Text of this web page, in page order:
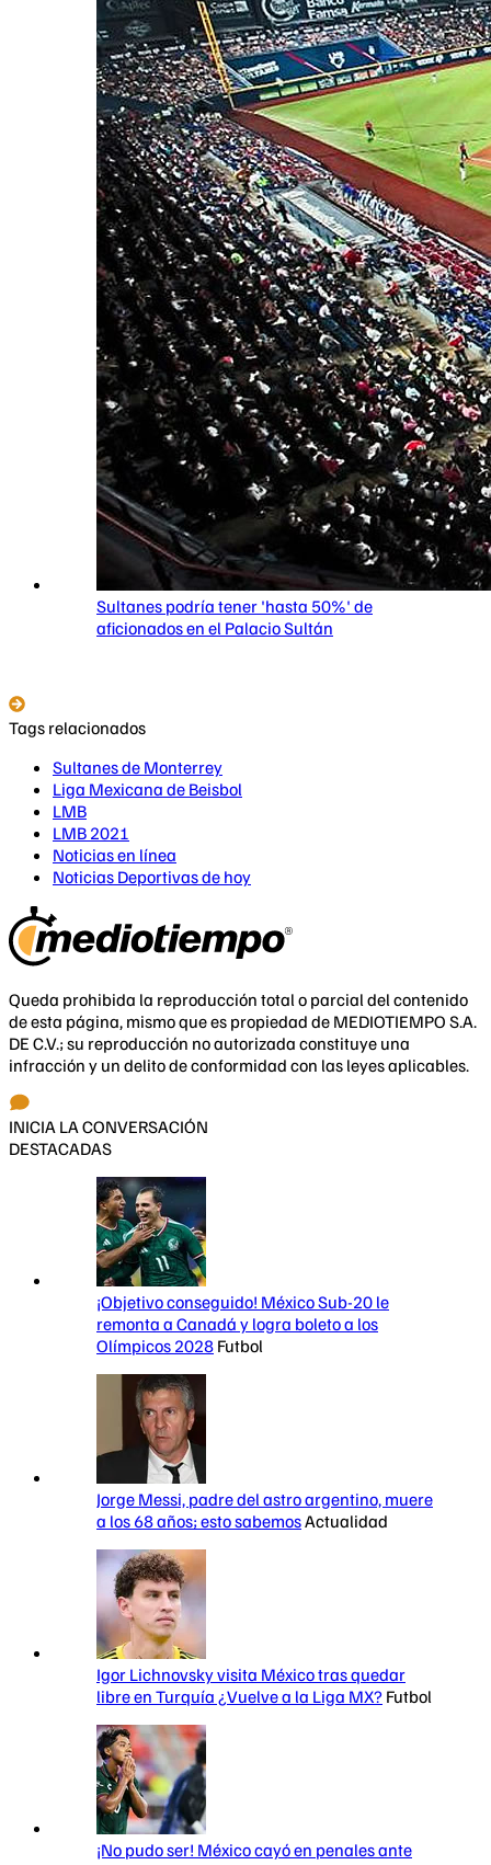
Sultanes podría tener 'hasta 50%' de
aficionados en el Palacio Sultán
Tags relacionados
Sultanes de Monterrey
Liga Mexicana de Beisbol
LMB
LMB 2021
Noticias en línea
Noticias Deportivas de hoy
Queda prohibida la reproducción total o parcial del contenido
de esta página, mismo que es propiedad de MEDIOTIEMPO S.A.
DE C.V.; su reproducción no autorizada constituye una
infracción y un delito de conformidad con las leyes aplicables.
INICIA LA CONVERSACIÓN
DESTACADAS
¡Objetivo conseguido! México Sub-20 le
remonta a Canadá y logra boleto a los
Olímpicos 2028 Futbol
Jorge Messi, padre del astro argentino, muere
a los 68 años; esto sabemosActualidad
Igor Lichnovsky visita México tras quedar
libre en Turquía ¿Vuelve a la Liga MX? Futbol
¡No pudo ser! México cayó en penales ante